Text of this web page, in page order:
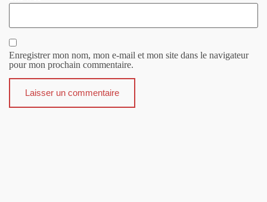
Enregistrer mon nom, mon e-mail et mon site dans le navigateur
pour mon prochain commentaire.